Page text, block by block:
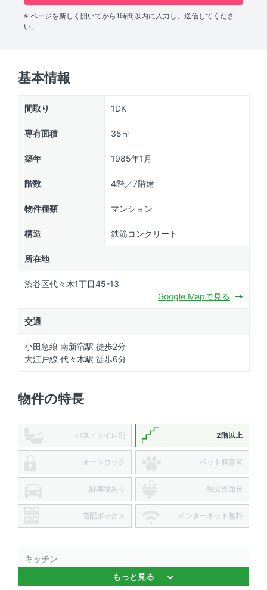
※ ページを新しく開いてから1時間以内に入力し、送信してくださ
い。
基本情報
間取り 1DK
専有面積 35㎡
築年 1985年1月
階数 4階／7階建
物件種類 マンション
構造 鉄筋コンクリート
所在地
渋谷区代々木1丁目45-13
Google Mapで見る
交通
小田急線 南新宿駅 徒歩2分
大江戸線 代々木駅 徒歩6分
物件の特長
バス・トイレ別 2階以上
オートロック ペット飼育可
駐車場あり 独立洗面台
宅配ボックス インターネット無料
キッチン
ガスコンロ対応
もっと見る